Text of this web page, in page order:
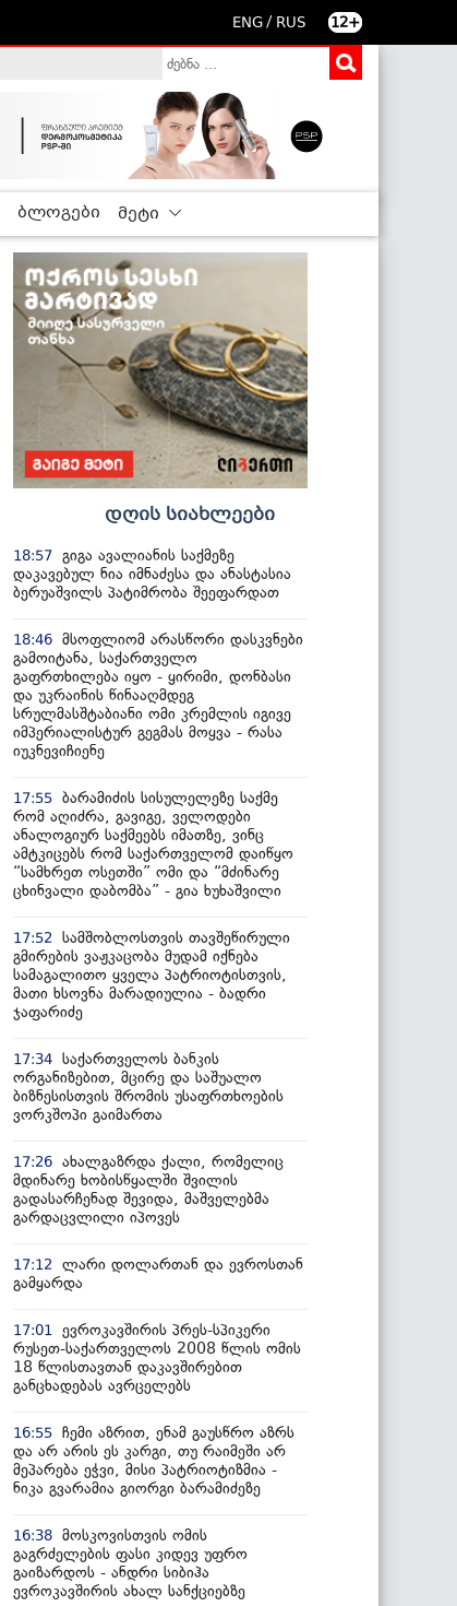
ENG / RUS 12+
ბლოგები მეტი
დღის სიახლეები
18:57 გიგა ავალიანის საქმეზე
დაკავებულ ნია იმნაძესა და ანასტასია
ბერუაშვილს პატიმრობა შეეფარდათ
18:46 მსოფლიომ არასწორი დასკვნები
გამოიტანა, საქართველო
გაფრთხილება იყო - ყირიმი, დონბასი
და უკრაინის წინააღმდეგ
სრულმასშტაბიანი ომი კრემლის იგივე
იმპერიალისტურ გეგმას მოყვა - რასა
იუკნევიჩიენე
17:55 ბარამიძის სისულელეზე საქმე
რომ აღიძრა, გავიგე, ველოდები
ანალოგიურ საქმეებს იმათზე, ვინც
ამტკიცებს რომ საქართველომ დაიწყო
“სამხრეთ ოსეთში” ომი და “მძინარე
ცხინვალი დაბომბა” - გია ხუხაშვილი
17:52
სამშობლოსთვის თავშეწირული
გმირების ვაჟკაცობა მუდამ იქნება
სამაგალითო ყველა პატრიოტისთვის,
მათი ხსოვნა მარადიულია - ბადრი
ჯაფარიძე
17:34 საქართველოს ბანკის
ორგანიზებით, მცირე და საშუალო
ბიზნესისთვის შრომის უსაფრთხოების
ვორკშოპი გაიმართა
17:26 ახალგაზრდა ქალი, რომელიც
მდინარე ხობისწყალში შვილის
გადასარჩენად შევიდა, მაშველებმა
გარდაცვლილი იპოვეს
17:12
ლარი დოლართან და ევროსთან
გამყარდა
17:01
ევროკავშირის პრეს-სპიკერი
რუსეთ-საქართველოს 2008 წლის ომის
18 წლისთავთან დაკავშირებით
განცხადებას ავრცელებს
16:55 ჩემი აზრით, ენამ გაუსწრო აზრს
და არ არის ეს კარგი, თუ რაიმეში არ
მეპარება ეჭვი, მისი პატრიოტიზმია -
ნიკა გვარამია გიორგი ბარამიძეზე
16:38 მოსკოვისთვის ომის
გაგრძელების ფასი კიდევ უფრო
გაიზარდოს - ანდრი სიბიჰა
ევროკავშირის ახალ სანქციებზე